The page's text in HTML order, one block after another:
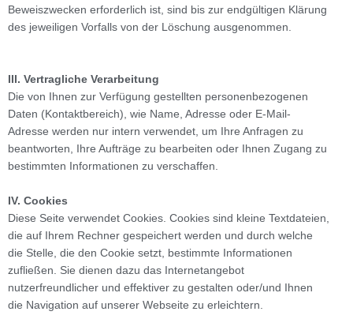
Beweiszwecken erforderlich ist, sind bis zur endgültigen Klärung
des jeweiligen Vorfalls von der Löschung ausgenommen.
III. Vertragliche Verarbeitung
Die von Ihnen zur Verfügung gestellten personenbezogenen
Daten (Kontaktbereich), wie Name, Adresse oder E-Mail-
Adresse werden nur intern verwendet, um Ihre Anfragen zu
beantworten, Ihre Aufträge zu bearbeiten oder Ihnen Zugang zu
bestimmten Informationen zu verschaffen.
IV. Cookies
Diese Seite verwendet Cookies. Cookies sind kleine Textdateien,
die auf Ihrem Rechner gespeichert werden und durch welche
die Stelle, die den Cookie setzt, bestimmte Informationen
zufließen. Sie dienen dazu das Internetangebot
nutzerfreundlicher und effektiver zu gestalten oder/und Ihnen
die Navigation auf unserer Webseite zu erleichtern.